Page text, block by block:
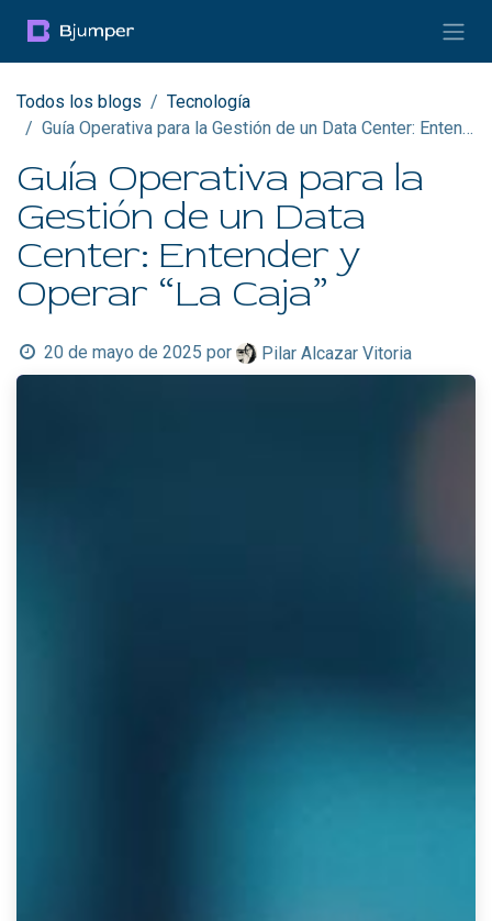
Todos los blogs
Tecnología
Guía Operativa para la Gestión de un Data Center: Entender y Operar “La Caja”
Guía Operativa para la
Gestión de un Data
Center: Entender y
Operar “La Caja”
20 de mayo de 2025 por Pilar Alcazar Vitoria